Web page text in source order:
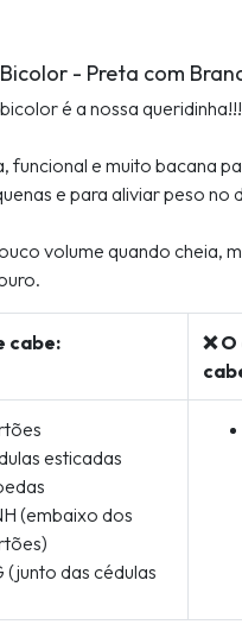
- Preta com
é a nossa queridinha!!!
funcional e muito bacana
e para aliviar peso no
volume quando cheia,
cabe:
❌
esticadas
(embaixo dos
(junto das cédulas